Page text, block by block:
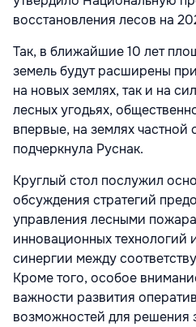
восстановления лесов на
Так, в ближайшие 10 лет
земель будут расширены
на новых землях, так и на
лесных угодьях,
впервые, на землях частной
подчеркнула Руснак.
Круглый стол послужил
обсуждения стратегий
управления лесными
инновационных технологий
синергии между
Кроме того, особое
важности развития
возможностей для решения